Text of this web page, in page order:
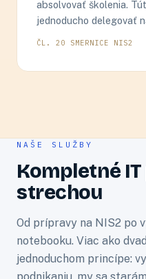
absolvovať školenia.
jednoducho delegovať
ČL. 20 SMERNICE NIS2
NAŠE SLUŽBY
Kompletné
strechou
Od prípravy na NIS2 po
notebooku. Viac ako
jednoduchom princípe: